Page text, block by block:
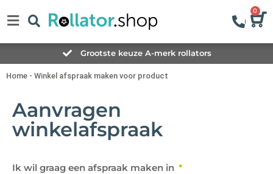
0
Grootste keuze A-merk rollators
Home - Winkel afspraak maken voor product
Aanvragen
winkelafspraak
Ik wil graag een afspraak maken in